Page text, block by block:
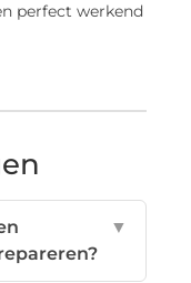
perfect werkend
▼